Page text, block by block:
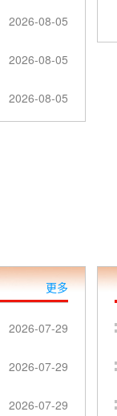
2026-08-05
2026-08-05
2026-08-05
更多
2026-07-29
2026-07-29
2026-07-29